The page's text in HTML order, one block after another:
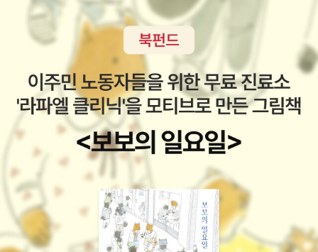
앙미엔을 짜장면이라고 부르고 있었고갓 뽑은 면발로 만든 쫄깃한 짜
장면은 화린관에서 가장 인기 있는 메뉴였대요하지만 한국 사람 입맛
에 맞추느라 집에서 담근 갈색 첨면장에 공장에서 만든 검은 춘장을
섞어야만 하는게아꿍은 늘 아쉬웠대요우리나라에서 먹는 짜장면이
중국에서 먹는 짜장면과 다르다는건 알았지만우리나라 사람들의 입
맛에 맞춘다고 중국 전통식 첨면장을 쓰지 않아서 그랬나보네요중국
에서 짜장면을 먹어본 사람들이 우리나라 짜장면이 더 맛있다고 하는
것도우리나라 사람들의 입맛에 맞추어 변했기 때문인가봐요​​ 가게가
자리 잡아갈 무렵, 외국인이 땅을 가지는 걸 제한하는 법이 생겼고아
꿍은 아는 사람 말에 속아 넘어가 가게를 빼앗기고 말았대요다른 화
교들도 아꿍과 비슷한 일을 당하고는 억울한 일을 더는 겪기 싫다며
다른 나라로 떠나기도 했대요..참......... 왜 착한사람들의 돈을 빼앗아
자기 배를 불리려고 하는지..아꿍이 정말 힘들었을것 같아요하지만
는 사람들의 표정을 보니 모두 밝아요. 짜장면은 우리가 좋은 날이거
나 기쁜 날일 때 먹는 음식이라는 걸 다시 느꼈어요. 이 장면의 문장
들이 책의 내용을 함축적으로 표현해 주어 인상적이었어요.'아꿍에게
서 엄마에게로, 또 나림이에게로 이어진 짜장면 속에는 우리 가족의
역사도, 그 시간을 함께해 온 우리 이웃의 행복한 추억도 같이 녹아 있
어. 짜장면이 이웃과 이웃의 마음을 이어 주었으면 했던 아꿍의 바람
도 말이야. 그래서 엄마는 우리 집 짜장면이 참 좋아.' 뒷면지 그림은
앞면지에서 배달 주문을 받았던 곳으로 다원 반점과 화린관이 짜장면
배달을 하는 모습이에요. 사람들은 국제여객터미널에서 비 때문에 출
항이 늦어져서 짜장면을 시켰고 허기를 달래듯 맛있게 짜장면을 먹는
모습을 보니 짜장면을 먹고 싶어지네요.중국의 자지앙미엔이 우리나
라로 건너와 짜장면으로 재탄생하기까지의 과정을 배울 수 있었는데